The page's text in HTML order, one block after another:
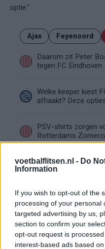
voetbalflitsen.nl - Do
Information
If you wish to opt-out of the
processing of your personal
targeted advertising by us,
section to confirm your
opt-out request is
interest-based ads based
optie."
Ajax Feyenoord
Daarom zit Peter
tegen FC Eindhoven
Welke keeper kiest
afhaakt? Deze
PSV-shirts zorgen
Rotterdams
Zorgen nemen toe
eisen defensieve
Ooit de toekomst
uitgang: het verhaal
Van Bommel begint
niet tactisch, maar